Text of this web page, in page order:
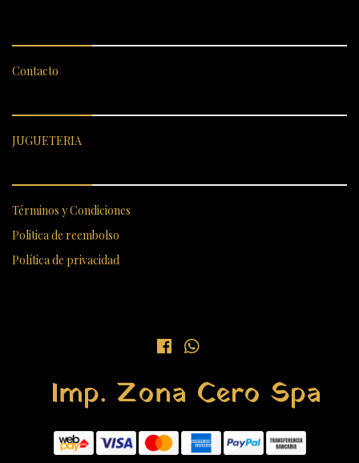
Contacto
JUGUETERIA
Términos y Condiciones
Politica de reembolso
Política de privacidad
Imp. Zona Cero Spa